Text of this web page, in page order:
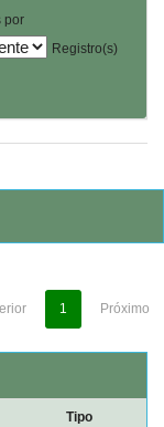
por
Registro(s)
1 Próximo
Tipo